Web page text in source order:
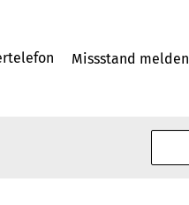
Missstand melden